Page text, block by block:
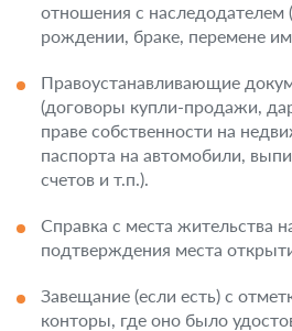
отношения с наследодателем
рождении, браке, перемене
Правоустанавливающие
(договоры купли-продажи,
праве собственности на
паспорта на автомобили,
счетов и т.п.).
Справка с места жительства
подтверждения места
Завещание (если есть) с
конторы, где оно было